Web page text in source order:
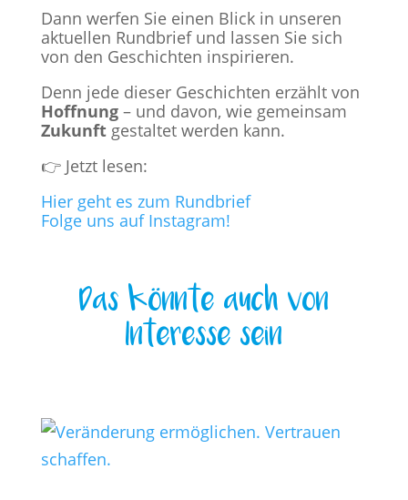
Dann werfen Sie einen Blick in unseren
aktuellen Rundbrief und lassen Sie sich
von den Geschichten inspirieren.
Denn jede dieser Geschichten erzählt von
Hoffnung– und davon, wie gemeinsam
Zukunftgestaltet werden kann.
👉 Jetzt lesen:
Hier geht es zum Rundbrief
Folge uns auf Instagram!
Das könnte auch von
Interesse sein